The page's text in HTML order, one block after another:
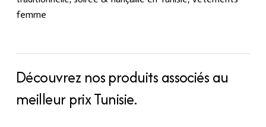
femme
Découvrez nos produits associés au
meilleur prix Tunisie.